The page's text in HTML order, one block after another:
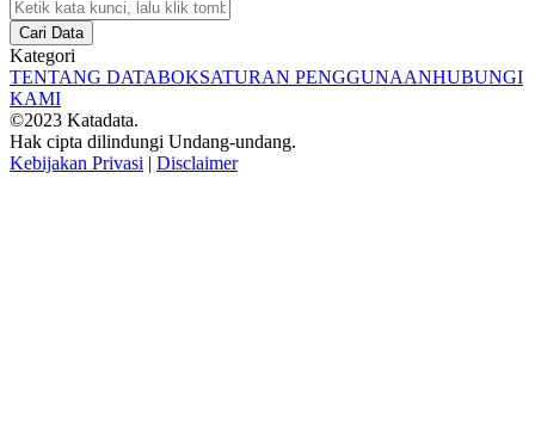
Cari Data
Kategori
TENTANG DATABOKSATURAN PENGGUNAANHUBUNGI
KAMI
©2023 Katadata.
Hak cipta dilindungi Undang-undang.
Kebijakan Privasi | Disclaimer